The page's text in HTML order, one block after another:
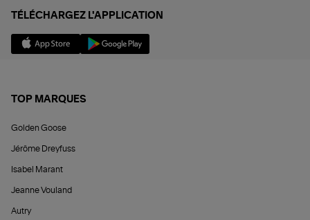
TÉLÉCHARGEZ L'APPLICATION
TOP MARQUES
Golden Goose
Jérôme Dreyfuss
Isabel Marant
Jeanne Vouland
Autry